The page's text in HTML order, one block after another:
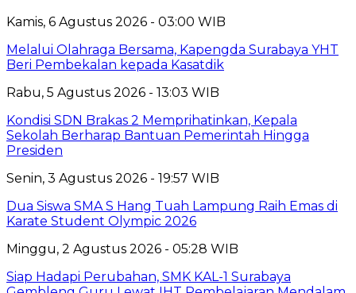
Kamis, 6 Agustus 2026 - 03:00 WIB
Melalui Olahraga Bersama, Kapengda Surabaya YHT
Beri Pembekalan kepada Kasatdik
Rabu, 5 Agustus 2026 - 13:03 WIB
Kondisi SDN Brakas 2 Memprihatinkan, Kepala
Sekolah Berharap Bantuan Pemerintah Hingga
Presiden
Senin, 3 Agustus 2026 - 19:57 WIB
Dua Siswa SMA S Hang Tuah Lampung Raih Emas di
Karate Student Olympic 2026
Minggu, 2 Agustus 2026 - 05:28 WIB
Siap Hadapi Perubahan, SMK KAL-1 Surabaya